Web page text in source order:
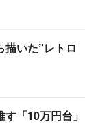
いた”レトロ
す「10万円台」